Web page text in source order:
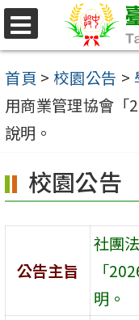
跳
至
主
要
內
區
首頁 > 校園公告 >
用商業管理協會「
說明。
校園公告
公告主旨
社團
「
明。
選
單